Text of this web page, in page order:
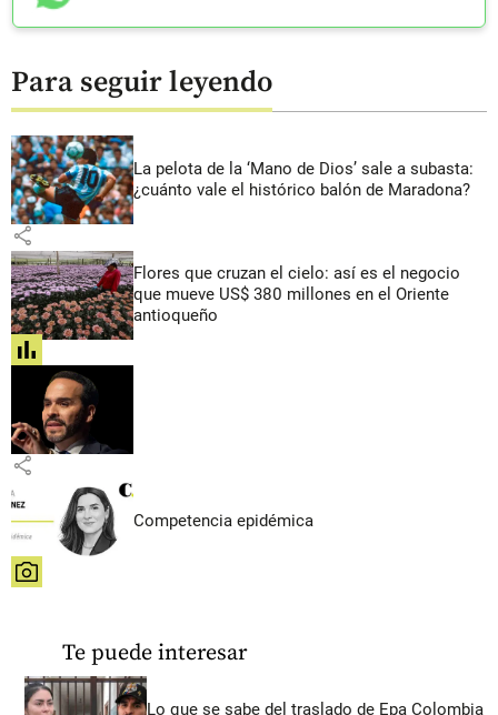
Para seguir leyendo
La pelota de la ‘Mano de Dios’ sale a subasta:
¿cuánto vale el histórico balón de Maradona?
share
Flores que cruzan el cielo: así es el negocio
que mueve US$ 380 millones en el Oriente
antioqueño
share
share
Competencia epidémica
share
Te puede interesar
Lo que se sabe del traslado de Epa Colombia